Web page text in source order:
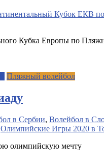
Кубок ЕКВ
Кубка Европы по
Пляжный волейбол
в Сербии, Волейбол в
Олимпийские Игры 2020 в
олимпийскую мечту